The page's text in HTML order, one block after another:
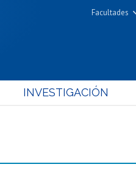
Facultades
Cs.
Cs.
INVESTIGACIÓN